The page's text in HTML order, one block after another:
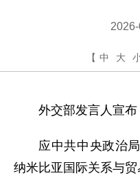
【 中 大
外交部发言人宣布
应中共中央政治
纳米比亚国际关系与